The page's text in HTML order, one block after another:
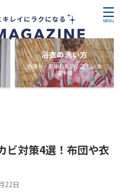
浴衣の洗い方
色落ち・形崩れを防ぐ正しい洗
濯手順
ビ対策4選！布団や衣
22日